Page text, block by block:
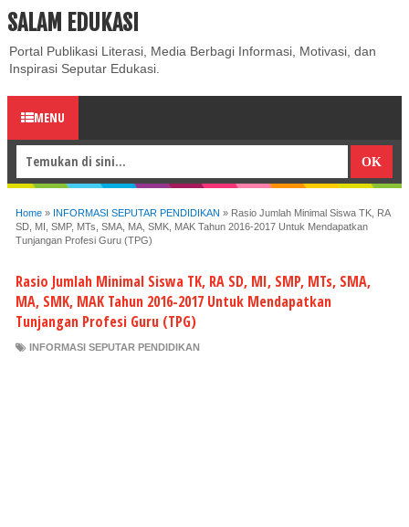
ABOUT CONTACT US
SALAM EDUKASI
Portal Publikasi Literasi, Media Berbagi Informasi, Motivasi, dan
Inspirasi Seputar Edukasi.
MENU
Home » INFORMASI SEPUTAR PENDIDIKAN » Rasio Jumlah Minimal Siswa TK, RA
SD, MI, SMP, MTs, SMA, MA, SMK, MAK Tahun 2016-2017 Untuk Mendapatkan
Tunjangan Profesi Guru (TPG)
Rasio Jumlah Minimal Siswa TK, RA SD, MI, SMP, MTs, SMA,
MA, SMK, MAK Tahun 2016-2017 Untuk Mendapatkan
Tunjangan Profesi Guru (TPG)
INFORMASI SEPUTAR PENDIDIKAN